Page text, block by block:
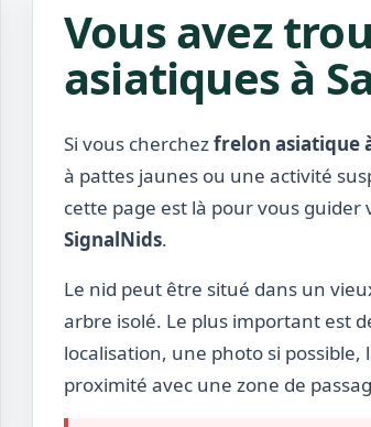
Vous avez
asiatiques à
Si vous cherchezfrelon asiatique
à pattes jaunes ou une activité
cette page est là pour vous guider
SignalNids.
Le nid peut être situé dans un
arbre isolé. Le plus important est
localisation, une photo si
proximité avec une zone de